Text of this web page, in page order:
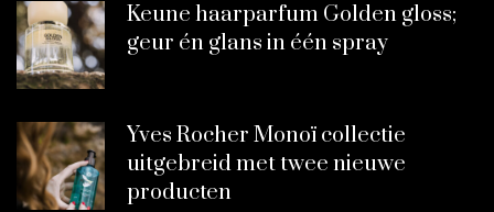
Keune haarparfum Golden gloss;
geur én glans in één spray
Yves Rocher Monoï collectie
uitgebreid met twee nieuwe
producten